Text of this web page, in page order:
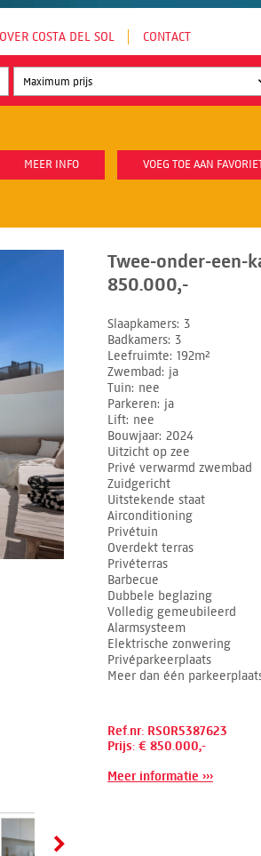
OVER COSTA DEL SOL CONTACT
MEER INFO VOEG TOE AAN
Twee-onder-een-
850.000,-
Slaapkamers 3
Badkamers 3
Leefruimte 192m²
Zwembad
ja
Tuin nee
Parkeren ja
Lift nee
Bouwjaar 2024
Uitzicht op zee
Privé verwarmd zwembad
Zuidgericht
Uitstekende staat
Airconditioning
Privétuin
Overdekt terras
Privéterras
Barbecue
Dubbele beglazing
Volledig gemeubileerd
Alarmsysteem
Elektrische zonwering
Privéparkeerplaats
Meer dan één
Ref.nr: RSOR5387623
Prijs: € 850.000,-
Meer informatie ›››